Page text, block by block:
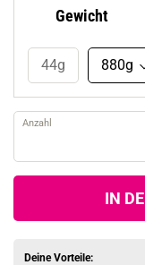
Gewicht
44g 880g
Anzahl
IN
Deine Vorteile: